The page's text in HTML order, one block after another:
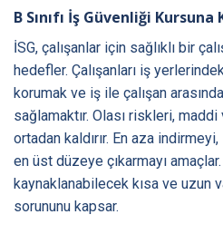
B Sınıfı İş Güvenliği
İSG, çalışanlar için sağlıklı bir
hedefler. Çalışanları iş
korumak ve iş ile çalışan
sağlamaktır. Olası riskleri,
ortadan kaldırır. En aza
en üst düzeye çıkarmayı
kaynaklanabilecek kısa ve uzun
sorununu kapsar.